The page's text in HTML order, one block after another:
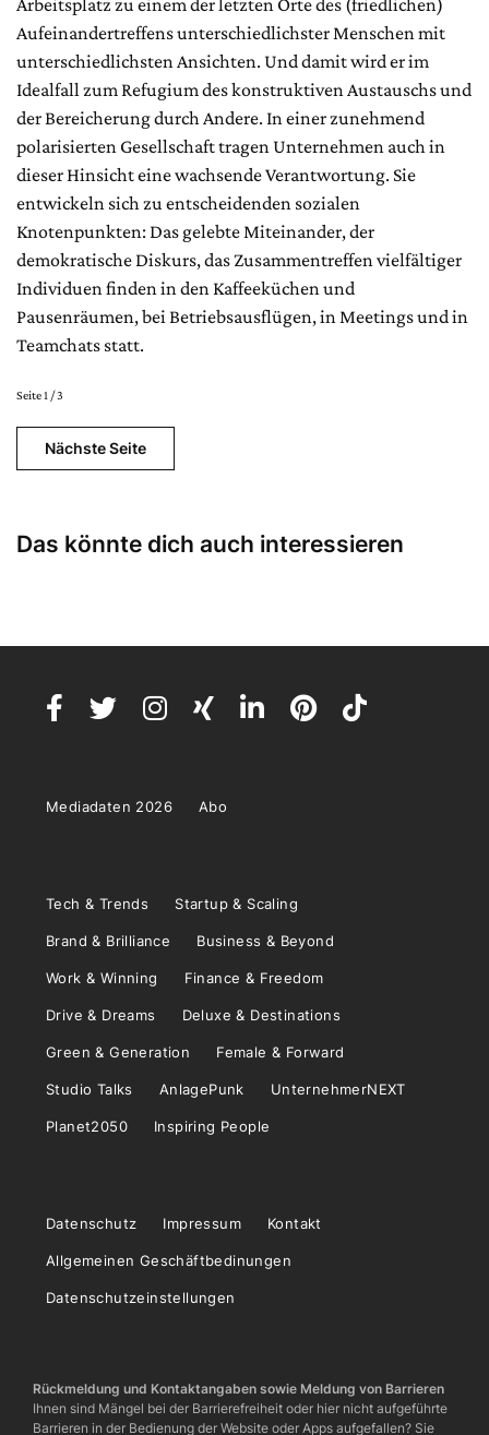
Aufeinandertreffens unterschiedlichster Menschen mit
unterschiedlichsten Ansichten. Und damit wird er im
Idealfall zum Refugium des konstruktiven Austauschs und
der Bereicherung durch Andere. In einer zunehmend
polarisierten Gesellschaft tragen Unternehmen auch in
dieser Hinsicht eine wachsende Verantwortung. Sie
entwickeln sich zu entscheidenden sozialen
Knotenpunkten: Das gelebte Miteinander, der
demokratische Diskurs, das Zusammentreffen vielfältiger
Individuen finden in den Kaffeeküchen und
Pausenräumen, bei Betriebsausflügen, in Meetings und in
Teamchats statt.
Seite 1 / 3
Nächste Seite
Das könnte dich auch interessieren
Mediadaten 2026 Abo
Tech & Trends Startup & Scaling
Brand & Brilliance Business & Beyond
Work & Winning Finance & Freedom
Drive & Dreams Deluxe & Destinations
Green & Generation Female & Forward
Studio Talks AnlagePunk UnternehmerNEXT
Planet2050 Inspiring People
Datenschutz Impressum Kontakt
Allgemeinen Geschäftbedinungen
Datenschutzeinstellungen
Rückmeldung und Kontaktangaben sowie Meldung von Barrieren
Ihnen sind Mängel bei der Barrierefreiheit oder hier nicht aufgeführte
Barrieren in der Bedienung der Website oder Apps aufgefallen? Sie